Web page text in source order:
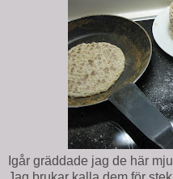
Igår gräddade jag de här